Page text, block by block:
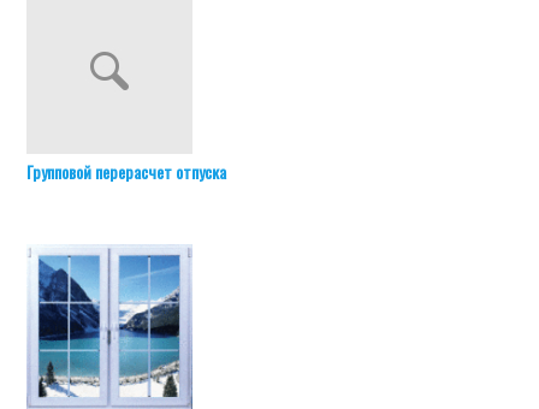
Групповой перерасчет отпуска